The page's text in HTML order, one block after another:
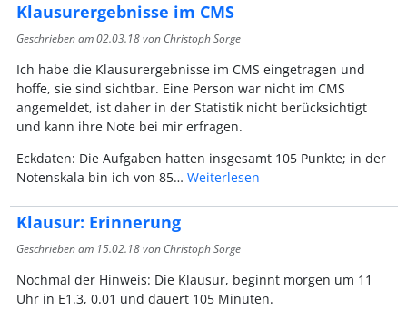
Klausurergebnisse im CMS
Geschrieben am02.03.18von Christoph Sorge
Ich habe die Klausurergebnisse im CMS eingetragen und
hoffe, sie sind sichtbar. Eine Person war nicht im CMS
angemeldet, ist daher in der Statistik nicht berücksichtigt
und kann ihre Note bei mir erfragen.
Eckdaten: Die Aufgaben hatten insgesamt 105 Punkte; in der
Notenskala bin ich von 85… Weiterlesen
Klausur: Erinnerung
Geschrieben am 15.02.18von Christoph Sorge
Nochmal der Hinweis: Die Klausur, beginnt morgen um 11
Uhr in E1.3, 0.01 und dauert 105 Minuten.